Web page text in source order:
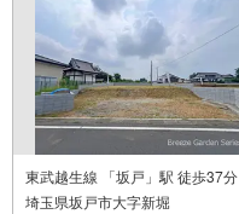
東武越生線 「坂戸」駅 徒歩37分
埼玉県坂戸市大字新堀